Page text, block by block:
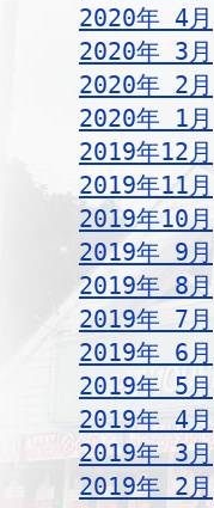
2020年 4月
2020年 3月
2020年 2月
2020年 1月
2019年12月
2019年11月
2019年10月
2019年 9月
2019年 8月
2019年 7月
2019年 6月
2019年 5月
2019年 4月
2019年 3月
2019年 2月